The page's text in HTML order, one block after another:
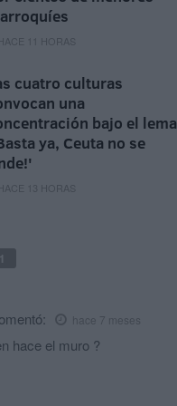
11 HORAS
cuatro culturas
una
bajo el lema
ya, Ceuta no se
13 HORAS
1
hace 7 meses
hace el muro ?